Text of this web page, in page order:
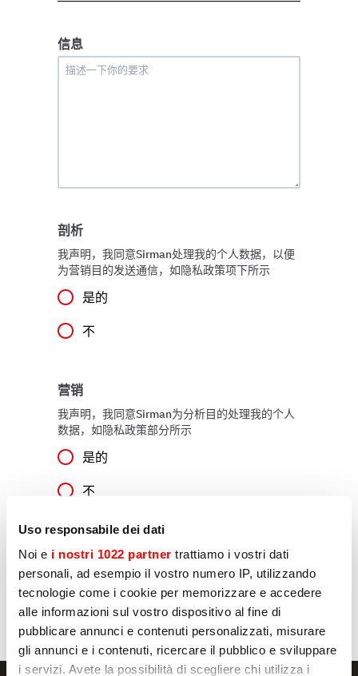
Uso responsabile dei dati
Noi e i nostri 1022 partner trattiamo i vostri dati
personali, ad esempio il vostro numero IP, utilizzando
tecnologie come i cookie per memorizzare e accedere
alle informazioni sul vostro dispositivo al fine di
pubblicare annunci e contenuti personalizzati, misurare
gli annunci e i contenuti, ricercare il pubblico e sviluppare
i servizi. Avete la possibilità di scegliere chi utilizza i
信息
剖析
我声明，我同意Sirman处理我的个人数据，以便
为营销目的发送通信，如隐私政策项下所示
是的
不
营销
我声明，我同意Sirman为分析目的处理我的个人
数据，如隐私政策部分所示
是的
不
发送